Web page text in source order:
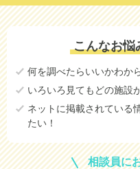
こんなお悩
何を調べたらいいかわか
いろいろ見てもどの施設
ネットに掲載されている
たい！
相談員に